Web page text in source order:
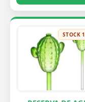
STOCK